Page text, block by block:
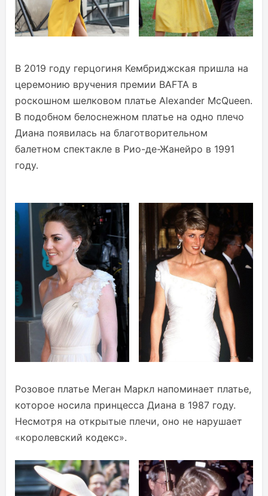
В 2019 году герцогиня Кембриджская пришла на
церемонию вручения премии BAFTA в
роскошном шелковом платье Alexander McQueen.
В подобном белоснежном платье на одно плечо
Диана появилась на благотворительном
балетном спектакле в Рио-де-Жанейро в 1991
году.
Розовое платье Меган Маркл напоминает платье,
которое носила принцесса Диана в 1987 году.
Несмотря на открытые плечи, оно не нарушает
«королевский кодекс».